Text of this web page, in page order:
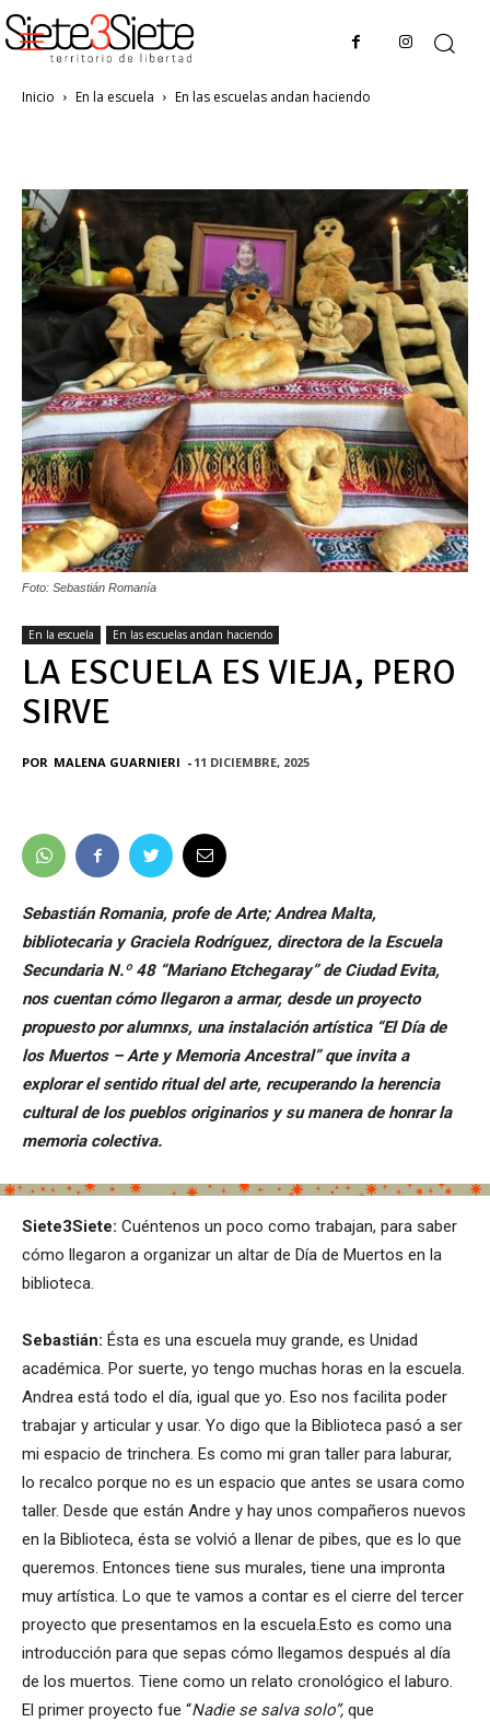
Inicio En la escuela En las escuelas andan haciendo
Foto: Sebastián Romanía
En la escuela En las escuelas andan haciendo
LA ESCUELA ES VIEJA, PERO
SIRVE
POR MALENA GUARNIERI - 11 DICIEMBRE, 2025
Sebastián Romania, profe de Arte; Andrea Malta,
bibliotecaria y Graciela Rodríguez, directora de la Escuela
Secundaria N.º 48 “Mariano Etchegaray” de Ciudad Evita,
nos cuentan cómo llegaron a armar, desde un proyecto
propuesto por alumnxs, una instalación artística “El Día de
los Muertos – Arte y Memoria Ancestral” que invita a
explorar el sentido ritual del arte, recuperando la herencia
cultural de los pueblos originarios y su manera de honrar la
memoria colectiva.
Siete3Siete: Cuéntenos un poco como trabajan, para saber
cómo llegaron a organizar un altar de Día de Muertos en la
biblioteca.
Sebastián: Ésta es una escuela muy grande, es Unidad
académica. Por suerte, yo tengo muchas horas en la escuela.
Andrea está todo el día, igual que yo. Eso nos facilita poder
trabajar y articular y usar. Yo digo que la Biblioteca pasó a ser
mi espacio de trinchera. Es como mi gran taller para laburar,
lo recalco porque no es un espacio que antes se usara como
taller. Desde que están Andre y hay unos compañeros nuevos
en la Biblioteca, ésta se volvió a llenar de pibes, que es lo que
queremos. Entonces tiene sus murales, tiene una impronta
muy artística. Lo que te vamos a contar es el cierre del tercer
proyecto que presentamos en la escuela.Esto es como una
introducción para que sepas cómo llegamos después al día
de los muertos. Tiene como un relato cronológico el laburo.
El primer proyecto fue “Nadie se salva solo”, que